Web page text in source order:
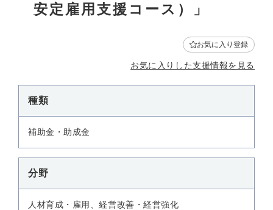
安定雇用支援コース）」
お気に入り登録
お気に入りした支援情報を見る
種類
補助金・助成金
分野
人材育成・雇用、経営改善・経営強化